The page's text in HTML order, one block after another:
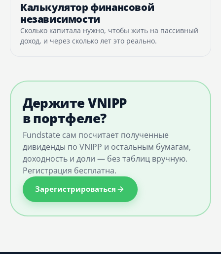
Калькулятор финансовой
независимости
Сколько капитала нужно, чтобы жить на пассивный
доход, и через сколько лет это реально.
Держите VNIPP
в портфеле?
Fundstate сам посчитает полученные
дивиденды по VNIPP и остальным бумагам,
доходность и доли — без таблиц вручную.
Регистрация бесплатна.
Зарегистрироваться